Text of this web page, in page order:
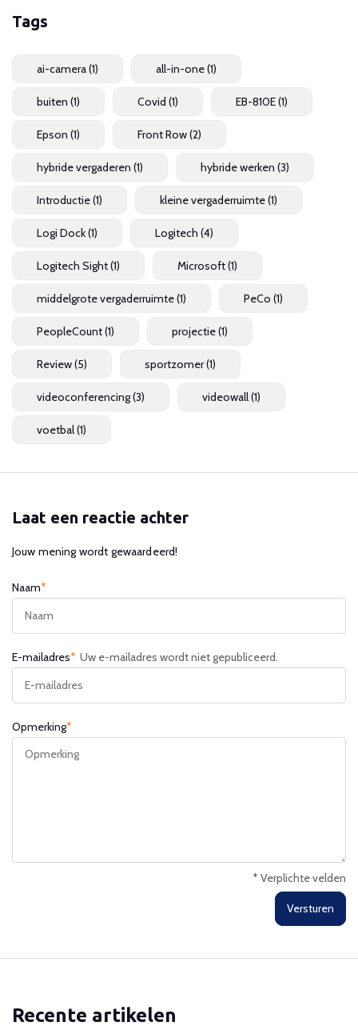
Tags
ai-camera(1) all-in-one(1)
buiten (1) Covid (1) EB-810E(1)
Epson (1) Front Row(2)
hybride vergaderen (1) hybride werken (3)
Introductie(1) kleine vergaderruimte(1)
Logi Dock(1) Logitech (4)
Logitech Sight(1) Microsoft(1)
middelgrote vergaderruimte(1) PeCo (1)
PeopleCount(1) projectie(1)
Review(5) sportzomer(1)
videoconferencing(3) videowall(1)
voetbal(1)
Laat een reactie achter
Jouw mening wordt gewaardeerd!
Naam*
E-mailadres* Uw e-mailadres wordt niet gepubliceerd.
Opmerking*
* Verplichte velden
Versturen
Recente artikelen